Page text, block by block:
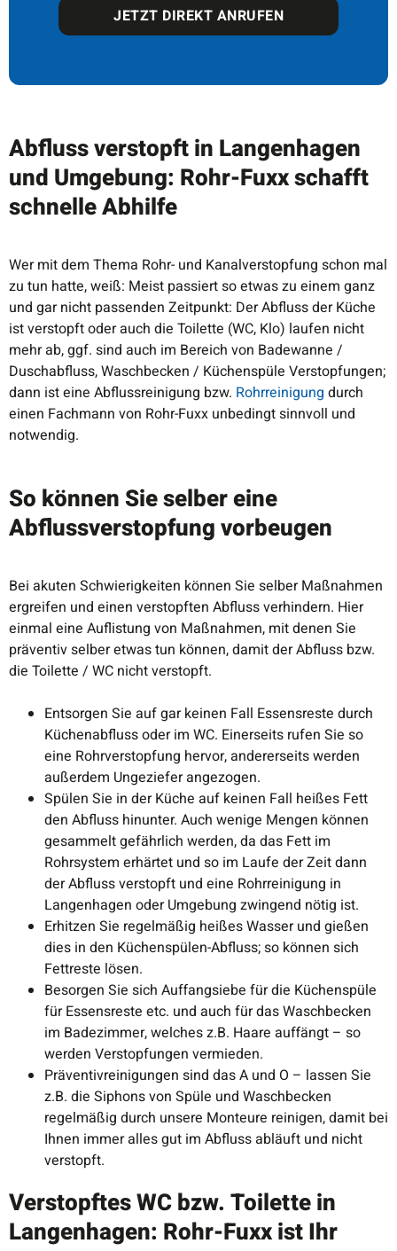
JETZT DIREKT ANRUFEN
Abfluss verstopft in Langenhagen
und Umgebung: Rohr-Fuxx schafft
schnelle Abhilfe
Wer mit dem Thema Rohr- und Kanalverstopfung schon mal
zu tun hatte, weiß: Meist passiert so etwas zu einem ganz
und gar nicht passenden Zeitpunkt: Der Abfluss der Küche
ist verstopft oder auch die Toilette (WC, Klo) laufen nicht
mehr ab, ggf. sind auch im Bereich von Badewanne /
Duschabfluss, Waschbecken / Küchenspüle Verstopfungen;
dann ist eine Abflussreinigung bzw. Rohrreinigung durch
einen Fachmann von Rohr-Fuxx unbedingt sinnvoll und
notwendig.
So können Sie selber eine
Abflussverstopfung vorbeugen
Bei akuten Schwierigkeiten können Sie selber Maßnahmen
ergreifen und einen verstopften Abfluss verhindern. Hier
einmal eine Auflistung von Maßnahmen, mit denen Sie
präventiv selber etwas tun können, damit der Abfluss bzw.
die Toilette / WC nicht verstopft.
Entsorgen Sie auf gar keinen Fall Essensreste durch
Küchenabfluss oder im WC. Einerseits rufen Sie so
eine Rohrverstopfung hervor, andererseits werden
außerdem Ungeziefer angezogen.
Spülen Sie in der Küche auf keinen Fall heißes Fett
den Abfluss hinunter. Auch wenige Mengen können
gesammelt gefährlich werden, da das Fett im
Rohrsystem erhärtet und so im Laufe der Zeit dann
der Abfluss verstopft und eine Rohrreinigung in
Langenhagen oder Umgebung zwingend nötig ist.
Erhitzen Sie regelmäßig heißes Wasser und gießen
dies in den Küchenspülen-Abfluss; so können sich
Fettreste lösen.
Besorgen Sie sich Auffangsiebe für die Küchenspüle
für Essensreste etc. und auch für das Waschbecken
im Badezimmer, welches z.B. Haare auffängt – so
werden Verstopfungen vermieden.
Präventivreinigungen sind das A und O – lassen Sie
z.B. die Siphons von Spüle und Waschbecken
regelmäßig durch unsere Monteure reinigen, damit bei
Ihnen immer alles gut im Abfluss abläuft und nicht
verstopft.
Verstopftes WC bzw. Toilette in
Langenhagen: Rohr-Fuxx ist Ihr